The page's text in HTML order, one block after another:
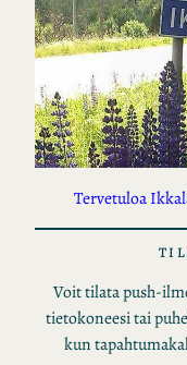
Tervetuloa
Voit tilata push-
tietokoneesi tai
kun